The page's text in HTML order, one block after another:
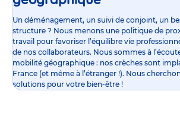
Un déménagement, un suivi de conjoint, un
structure ? Nous menons une politique de
travail pour favoriser l’équilibre vie
de nos collaborateurs. Nous sommes à
mobilité géographique : nos crèches sont
France (et même à l’étranger !). Nous
solutions pour votre bien-être !